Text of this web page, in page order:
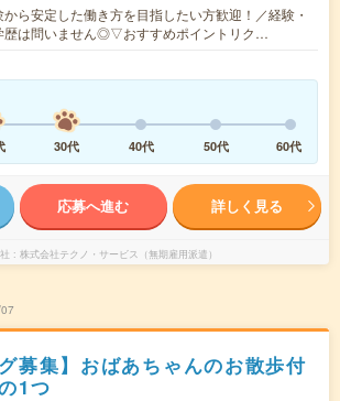
から安定した働き方を目指したい方歓迎！／経験・
歴は問いません◎▽おすすめポイントリク…
30代 40代 50代 60代
応募へ進む 詳しく見る
株式会社テクノ・サービス（無期雇用派遣）
募集】おばあちゃんのお散歩付
1つ